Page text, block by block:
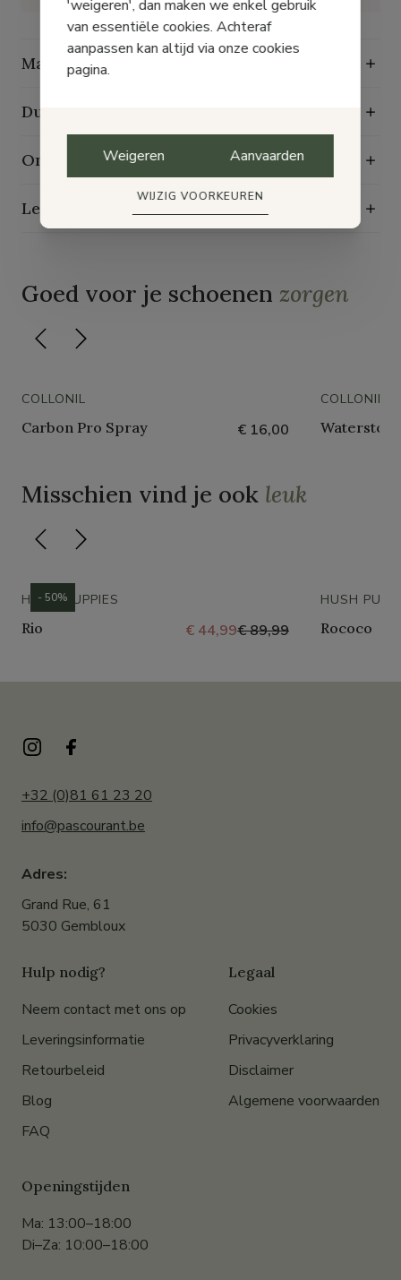
Maattabel
Duurzaamheidskenmerken
Onderhoudsgids
Levering, ruilen en retourneren
Goed voor je schoenen zorgen
COLLONIL
Carbon Pro Spray € 16,00
COLLONIL
Waterstop
Misschien vind je ook leuk
HUSH PUPPIES
Rio € 44,99€ 89,99
- 50% HUSH
Rococo
+32 (0)81 61 23 20
info@pascourant.be
Adres:
Grand Rue, 61
5030 Gembloux
Hulp nodig?
Neem contact met ons op
Leveringsinformatie
Retourbeleid
Blog
FAQ
Legaal
Cookies
Privacyverklaring
Disclaimer
Algemene voorwaarden
Openingstijden
Ma: 13:00–18:00
Di–Za: 10:00–18:00
'weigeren', dan maken we enkel gebruik
van essentiële cookies. Achteraf
aanpassen kan altijd via onze cookies
pagina.
Weigeren Aanvaarden
WIJZIG VOORKEUREN